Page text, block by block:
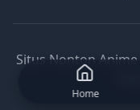
Situs Nonton
Home